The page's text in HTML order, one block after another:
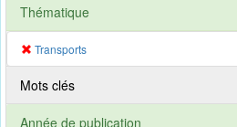
Thématique
Transports
Mots clés
Année de publication